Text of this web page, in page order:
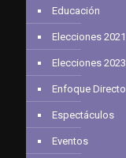
Educación
Elecciones 2021
Elecciones 2023
Enfoque Directo
Espectáculos
Eventos